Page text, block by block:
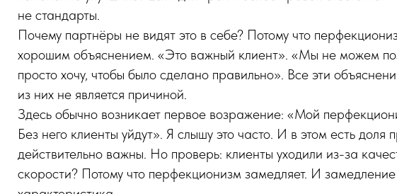
не стандарты.
Почему партнёры не видят это в себе? Потому что
хорошим объяснением. «Это важный клиент». «Мы не можем
просто хочу, чтобы было сделано правильно». Все эти
из них не является причиной.
Здесь обычно возникает первое возражение: «Мой
Без него клиенты уйдут». Я слышу это часто. И в этом есть
действительно важны. Но проверь: клиенты уходили из-за
скорости? Потому что перфекционизм замедляет. И